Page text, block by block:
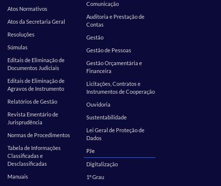
Atos Normativos
Atos da Secretaria Geral
Resoluções
Súmulas
Editais de Eliminação de
Documentos Judiciais
Editais de Eliminação de
Agravos de Instrumento
Relatórios de Gestão
Revista Ementário de
Jurisprudência
Normas de Procedimentos
Tabela de Informações
Classificadas e
Desclassificadas
Manuais
Comunicação
Auditoria e Prestação de
Contas
Gestão
Gestão de Pessoas
Gestão Orçamentária e
Financeira
Licitações, Contratos e
Instrumentos de Cooperação
Ouvidoria
Sustentabilidade
Lei Geral de Proteção de
Dados
PJe
Digitalização
1º Grau